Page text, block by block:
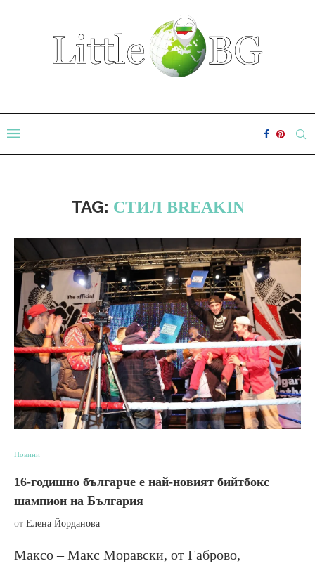
TAG: СТИЛ BREAKIN
Новини
16-годишно българче е най-новият бийтбокс
шампион на България
от Елена Йорданова
Максо – Макс Моравски, от Габрово,